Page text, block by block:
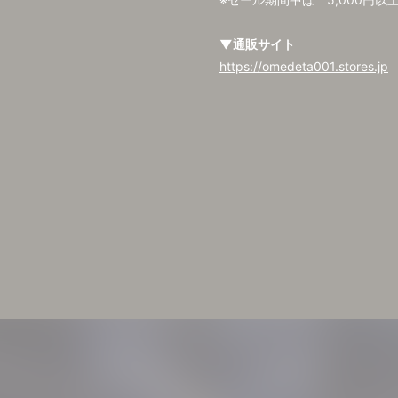
▼通販サイト
https://omedeta001.stores.jp